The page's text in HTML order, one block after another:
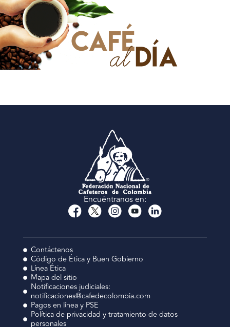
Encuéntranos en:
Contáctenos
Código de Ética y Buen Gobierno
Línea Ética
Mapa del sitio
Notificaciones judiciales:
notificaciones@cafedecolombia.com
Pagos en línea y PSE
Política de privacidad y tratamiento de datos
personales